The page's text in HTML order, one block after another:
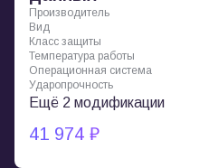
Производитель
Вид
Класс защиты
Температура работы
Операционная система
Ударопрочность
Ещё 2 модификации
41 974 ₽